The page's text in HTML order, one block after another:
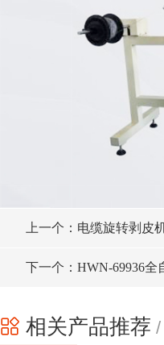
上一个：电缆旋转剥皮
下一个：HWN-69936全
相关产品推荐